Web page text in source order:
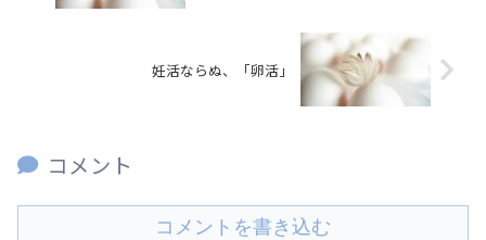
妊活ならぬ、「卵活」
コメント
コメントを書き込む